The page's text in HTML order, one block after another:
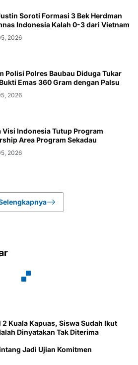
Soroti Formasi 3 Bek Herdman
Indonesia Kalah 0-3 dari Vietnam
2026
Polisi Polres Baubau Diduga Tukar
Emas 360 Gram dengan Palsu
2026
Visi Indonesia Tutup Program
Area Program Sekadau
2026
2 Kuala Kapuas, Siswa Sudah Ikut
Dinyatakan Tak Diterima
Jadi Ujian Komitmen